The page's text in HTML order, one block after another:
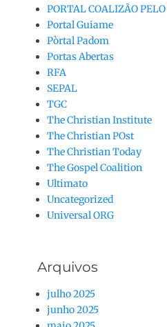
PORTAL COALIZÃO
Portal Guiame
Pòrtal Padom
Portas Abertas
RFA
SEPAL
TGC
The Christian Institute
The Christian POst
The Christian Today
The Gospel Coalition
Ultimato
Uncategorized
Universal ORG
Arquivos
julho 2025
junho 2025